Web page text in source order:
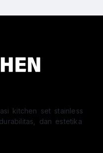
kitchen set stainless
dan estetika